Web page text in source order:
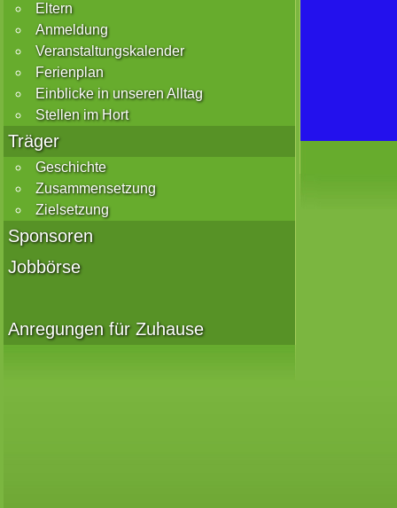
Eltern
Anmeldung
Veranstaltungskalender
Ferienplan
Einblicke in unseren Alltag
Stellen im Hort
Träger
Geschichte
Zusammensetzung
Zielsetzung
Sponsoren
Jobbörse
Anregungen für Zuhause